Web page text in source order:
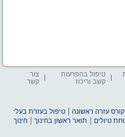
טיפול בהפרעות
קשב וריכוז
צור
קשר
קורס עזרה ראשונה |טיפול בעזרת בעלי
טיולים תואר ראשון בחינוך |חינוך